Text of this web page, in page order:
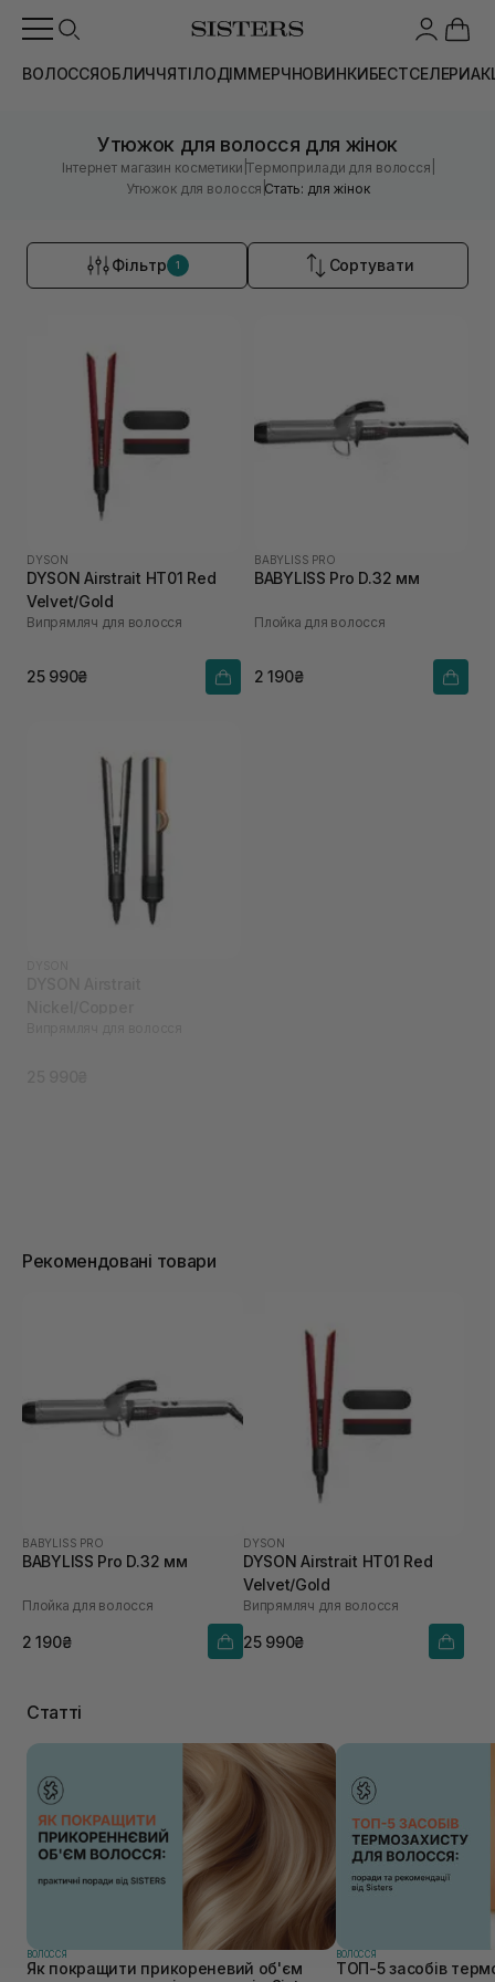
ВОЛОССЯОБЛИЧЧЯТІЛОДІММЕРЧНОВИНКИБЕСТСЕЛЕРИ
Утюжок для волосся для жінок
Інтернет магазин косметики |Термоприлади для волосся
Утюжок для волосся |Стать: для жінок
Фільтр 1 Сортувати
DYSON
DYSON Airstrait HT01 Red
Velvet/Gold
Випрямляч для волосся
25 990₴
BABYLISS PRO
BABYLISS Pro D.32 мм
Плойка для волосся
2 190₴
Рекомендовані товари
BABYLISS PRO
BABYLISS Pro D.32 мм
Плойка для волосся
2 190₴
DYSON
DYSON Airstrait HT01 Red
Velvet/Gold
Випрямляч для волосся
25 990₴
Статті
ВОЛОССЯ
Як покращити прикореневий об'єм
ВОЛОССЯ
ТОП-5 засобів